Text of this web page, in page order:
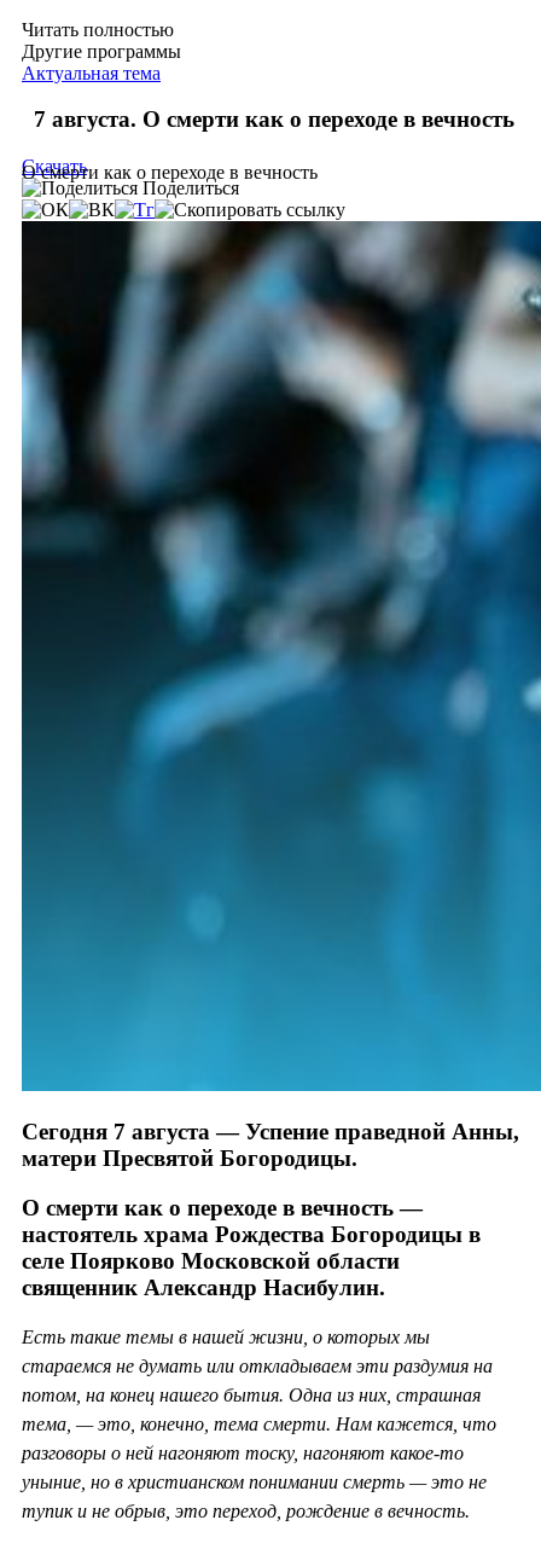
Читать полностью
Другие программы
Актуальная тема
7 августа. О смерти как о переходе в вечность
О смерти как о переходе в вечность
Скачать
Поделиться
Сегодня 7 августа — Успение праведной Анны,
матери Пресвятой Богородицы.
О смерти как о переходе в вечность —
настоятель храма Рождества Богородицы в
селе Поярково Московской области
священник Александр Насибулин.
Есть такие темы в нашей жизни, о которых мы
стараемся не думать или откладываем эти раздумия на
потом, на конец нашего бытия. Одна из них, страшная
тема, — это, конечно, тема смерти. Нам кажется, что
разговоры о ней нагоняют тоску, нагоняют какое-то
уныние, но в христианском понимании смерть — это не
тупик и не обрыв, это переход, рождение в вечность.